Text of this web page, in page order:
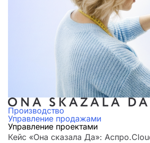
Производство
Управление продажами
Управление проектами
Кейс «Она сказала Да»: